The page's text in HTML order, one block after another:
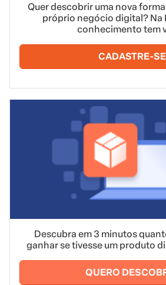
Quer descobrir uma nova
próprio negócio digital? Na
conhecimento tem
CADASTRE-SE
Descubra em 3 minutos
ganhar se tivesse um produto
QUERO